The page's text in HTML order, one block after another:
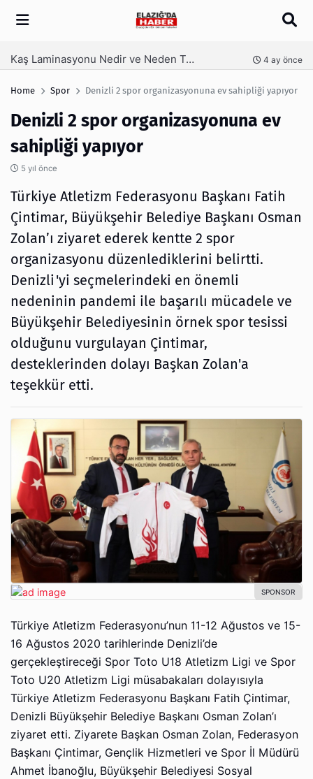
Arama
Kaş Laminasyonu Nedir ve Neden Tercih Edilir? 4 ay önce
Home Spor Denizli 2 spor organizasyonuna ev sahipliği yapıyor
Denizli 2 spor organizasyonuna ev
sahipliği yapıyor
5 yıl önce
Türkiye Atletizm Federasyonu Başkanı Fatih
Çintimar, Büyükşehir Belediye Başkanı Osman
Zolan’ı ziyaret ederek kentte 2 spor
organizasyonu düzenlediklerini belirtti.
Denizli'yi seçmelerindeki en önemli
nedeninin pandemi ile başarılı mücadele ve
Büyükşehir Belediyesinin örnek spor tesissi
olduğunu vurgulayan Çintimar,
desteklerinden dolayı Başkan Zolan'a
teşekkür etti.
Türkiye Atletizm Federasyonu’nun 11-12 Ağustos ve 15-
16 Ağustos 2020 tarihlerinde Denizli’de
gerçekleştireceği Spor Toto U18 Atletizm Ligi ve Spor
Toto U20 Atletizm Ligi müsabakaları dolayısıyla
Türkiye Atletizm Federasyonu Başkanı Fatih Çintimar,
Denizli Büyükşehir Belediye Başkanı Osman Zolan’ı
ziyaret etti. Ziyarete Başkan Osman Zolan, Federasyon
Başkanı Çintimar, Gençlik Hizmetleri ve Spor İl Müdürü
Ahmet İbanoğlu, Büyükşehir Belediyesi Sosyal